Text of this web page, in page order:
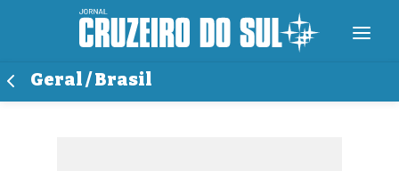
Geral / Brasil